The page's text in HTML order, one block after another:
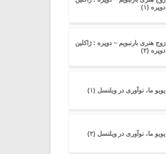
دوپره (۱)
زوج هنری بارنبویم – دوپره : ژاکلین
دوپره (۲)
یویو ما، نوآوری در ویلنسل (۱)
یویو ما، نوآوری در ویلنسل (۲)